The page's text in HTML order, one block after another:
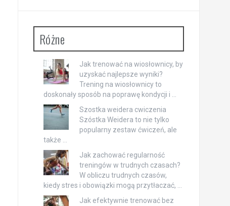
Różne
Jak trenować na wiosłownicy, by
uzyskać najlepsze wyniki?
Trening na wiosłownicy to
doskonały sposób na poprawę kondycji i …
Szostka weidera cwiczenia
Szóstka Weidera to nie tylko
popularny zestaw ćwiczeń, ale
także …
Jak zachować regularność
treningów w trudnych czasach?
W obliczu trudnych czasów,
kiedy stres i obowiązki mogą przytłaczać, …
Jak efektywnie trenować bez